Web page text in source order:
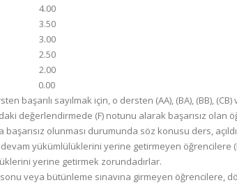
4.00
3.50
3.00
2.50
2.00
başarılı sayılmak için, o dersten (AA), (BA), (BB),
değerlendirmede (F) notunu alarak başarısız olan
başarısız olunması durumunda söz konusu ders,
devam yükümlülüklerini yerine getirmeyen
yerine getirmek zorundadırlar.
sonu veya bütünleme sınavına girmeyen öğrencilere,